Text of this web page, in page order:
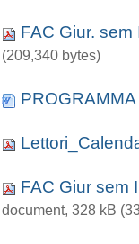
FAC Giur.
(209,340 bytes)
FAC Giur sem
document, 328 kB